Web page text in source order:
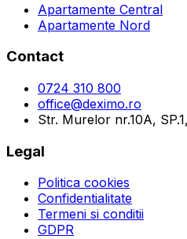
Apartamente Central
Apartamente Nord
Contact
0724 310 800
office@deximo.ro
Str. Murelor nr.10A,
Legal
Politica cookies
Confidentialitate
Termeni si conditii
GDPR